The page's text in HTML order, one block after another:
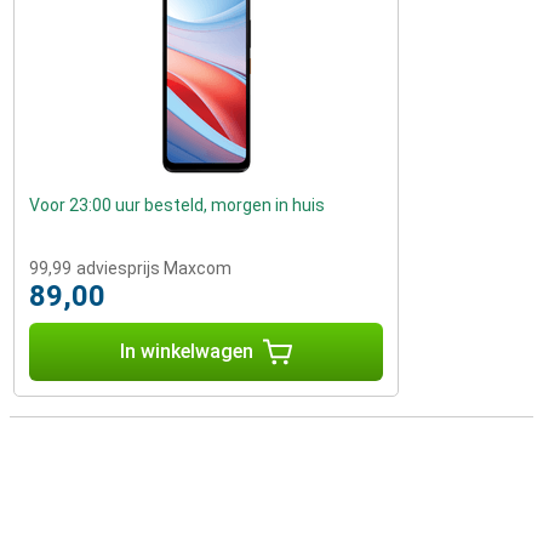
Voor 23:00 uur besteld, morgen in huis
99,99 adviesprijs Maxcom
89,00
In winkelwagen